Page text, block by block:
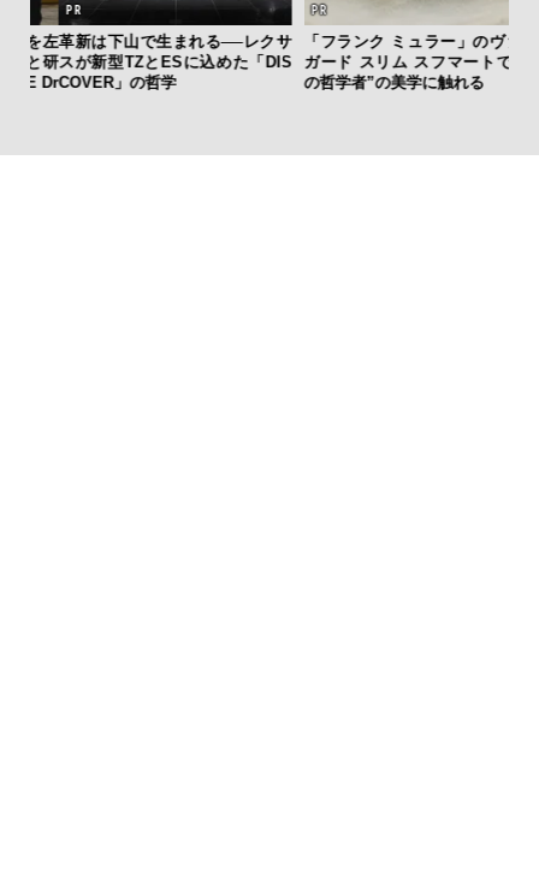
革新は下山で生まれる──レクサ
スが新型TZとESに込めた「DIS
COVER」の哲学
「フランク ミュラー」のヴァン
ガード スリム スフマートで”時
の哲学者”の美学に触れる
“ス
ダ